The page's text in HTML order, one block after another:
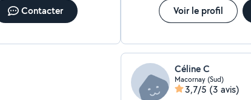
Contacter Voir le profil
Céline C
Macornay (Sud)
3,7/5 (3 avis)